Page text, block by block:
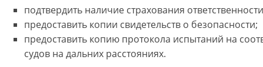
подтвердить наличие страхования
предоставить копии свидетельств о безопасности;
предоставить копию протокола испытаний на
судов на дальних расстояниях.